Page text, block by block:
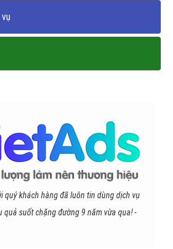
quý khách hàng đã luôn tin dùng dịch vụ
quả suốt chặng đường 9 năm vừa qua! -